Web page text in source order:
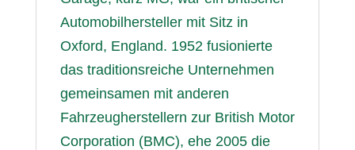
Automobilhersteller mit Sitz in
Oxford, England. 1952 fusionierte
das traditionsreiche Unternehmen
gemeinsamen mit anderen
Fahrzeugherstellern zur British Motor
Corporation (BMC), ehe 2005 die